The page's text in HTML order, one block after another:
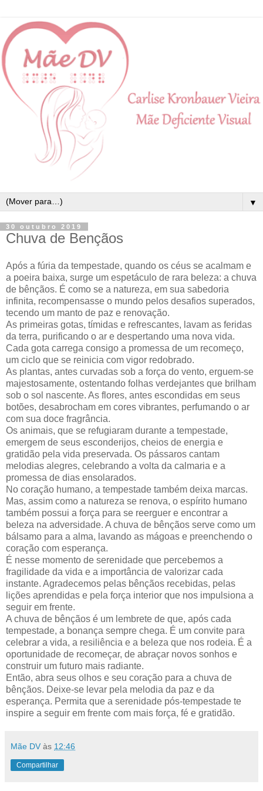
▼
30 outubro 2019
Chuva de Bençãos
Após a fúria da tempestade, quando os céus se acalmam e
a poeira baixa, surge um espetáculo de rara beleza: a chuva
de bênçãos. É como se a natureza, em sua sabedoria
infinita, recompensasse o mundo pelos desafios superados,
tecendo um manto de paz e renovação.
As primeiras gotas, tímidas e refrescantes, lavam as feridas
da terra, purificando o ar e despertando uma nova vida.
Cada gota carrega consigo a promessa de um recomeço,
um ciclo que se reinicia com vigor redobrado.
As plantas, antes curvadas sob a força do vento, erguem-se
majestosamente, ostentando folhas verdejantes que brilham
sob o sol nascente. As flores, antes escondidas em seus
botões, desabrocham em cores vibrantes, perfumando o ar
com sua doce fragrância.
Os animais, que se refugiaram durante a tempestade,
emergem de seus esconderijos, cheios de energia e
gratidão pela vida preservada. Os pássaros cantam
melodias alegres, celebrando a volta da calmaria e a
promessa de dias ensolarados.
No coração humano, a tempestade também deixa marcas.
Mas, assim como a natureza se renova, o espírito humano
também possui a força para se reerguer e encontrar a
beleza na adversidade. A chuva de bênçãos serve como um
bálsamo para a alma, lavando as mágoas e preenchendo o
coração com esperança.
É nesse momento de serenidade que percebemos a
fragilidade da vida e a importância de valorizar cada
instante. Agradecemos pelas bênçãos recebidas, pelas
lições aprendidas e pela força interior que nos impulsiona a
seguir em frente.
A chuva de bênçãos é um lembrete de que, após cada
tempestade, a bonança sempre chega. É um convite para
celebrar a vida, a resiliência e a beleza que nos rodeia. É a
oportunidade de recomeçar, de abraçar novos sonhos e
construir um futuro mais radiante.
Então, abra seus olhos e seu coração para a chuva de
bênçãos. Deixe-se levar pela melodia da paz e da
esperança. Permita que a serenidade pós-tempestade te
inspire a seguir em frente com mais força, fé e gratidão.
Mãe DV às 12:46
Compartilhar